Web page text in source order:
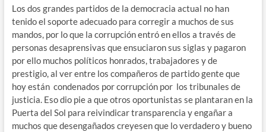
Los dos grandes partidos de la democracia actual no han
tenido el soporte adecuado para corregir a muchos de sus
mandos, por lo que la corrupción entró en ellos a través de
personas desaprensivas que ensuciaron sus siglas y pagaron
por ello muchos políticos honrados, trabajadores y de
prestigio, al ver entre los compañeros de partido gente que
hoy están condenados por corrupción por los tribunales de
justicia. Eso dio pie a que otros oportunistas se plantaran en la
Puerta del Sol para reivindicar transparencia y engañar a
muchos que desengañados creyesen que lo verdadero y bueno